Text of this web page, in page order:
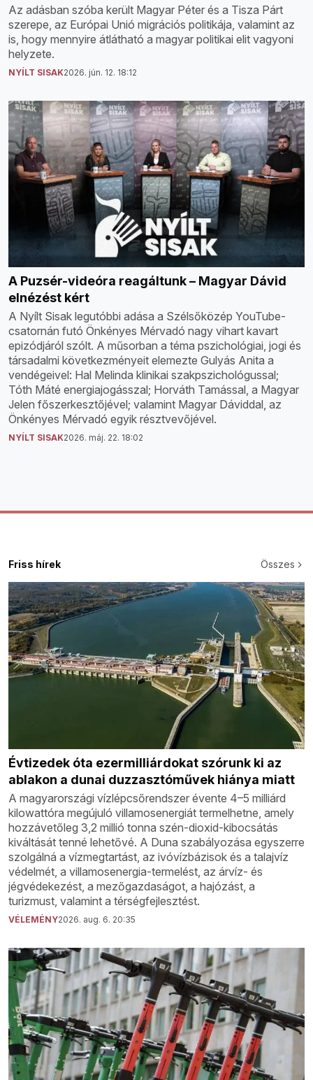
Az adásban szóba került Magyar Péter és a Tisza Párt
szerepe, az Európai Unió migrációs politikája, valamint az
is, hogy mennyire átlátható a magyar politikai elit vagyoni
helyzete.
NYÍLT SISAK2026. jún. 12. 18:12
A Puzsér-videóra reagáltunk – Magyar Dávid
elnézést kért
A Nyílt Sisak legutóbbi adása a Szélsőközép YouTube-
csatornán futó Önkényes Mérvadó nagy vihart kavart
epizódjáról szólt. A műsorban a téma pszichológiai, jogi és
társadalmi következményeit elemezte Gulyás Anita a
vendégeivel: Hal Melinda klinikai szakpszichológussal;
Tóth Máté energiajogásszal; Horváth Tamással, a Magyar
Jelen főszerkesztőjével; valamint Magyar Dáviddal, az
Önkényes Mérvadó egyik résztvevőjével.
NYÍLT SISAK2026. máj. 22. 18:02
Friss hírek Összes
Évtizedek óta ezermilliárdokat szórunk ki az
ablakon a dunai duzzasztóművek hiánya miatt
A magyarországi vízlépcsőrendszer évente 4–5 milliárd
kilowattóra megújuló villamosenergiát termelhetne, amely
hozzávetőleg 3,2 millió tonna szén-dioxid-kibocsátás
kiváltását tenné lehetővé. A Duna szabályozása egyszerre
szolgálná a vízmegtartást, az ivóvízbázisok és a talajvíz
védelmét, a villamosenergia-termelést, az árvíz- és
jégvédekezést, a mezőgazdaságot, a hajózást, a
turizmust, valamint a térségfejlesztést.
VÉLEMÉNY2026. aug. 6. 20:35